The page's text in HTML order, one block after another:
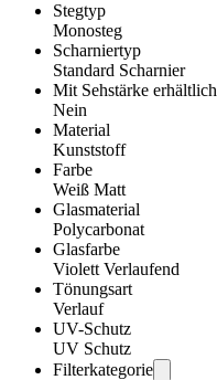
Stegtyp
Monosteg
Scharniertyp
Standard Scharnier
Mit Sehstärke erhältlich
Nein
Material
Kunststoff
Farbe
Weiß Matt
Glasmaterial
Polycarbonat
Glasfarbe
Violett Verlaufend
Tönungsart
Verlauf
UV-Schutz
UV Schutz
Filterkategorie